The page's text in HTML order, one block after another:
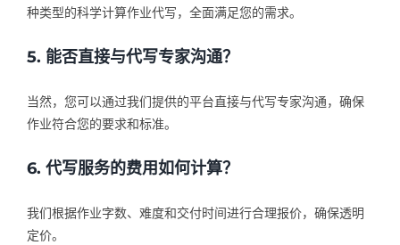
种类型的科学计算作业代写，全面满足您的需求。
5. 能否直接与代写专家沟通？
当然，您可以通过我们提供的平台直接与代写专家沟通，确保
作业符合您的要求和标准。
6. 代写服务的费用如何计算？
我们根据作业字数、难度和交付时间进行合理报价，确保透明
定价。